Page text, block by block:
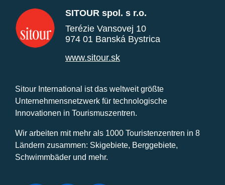
SITOUR spol. s r.o.
Terézie Vansovej 10
974 01 Banská Bystrica
www.sitour.sk
Sitour International ist das weltweit größte
Unternehmensnetzwerk für technologische
Innovationen in Tourismuszentren.
Wir arbeiten mit mehr als 1000 Touristenzentren in 8
Ländern zusammen: Skigebiete, Berggebiete,
Schwimmbäder und mehr.